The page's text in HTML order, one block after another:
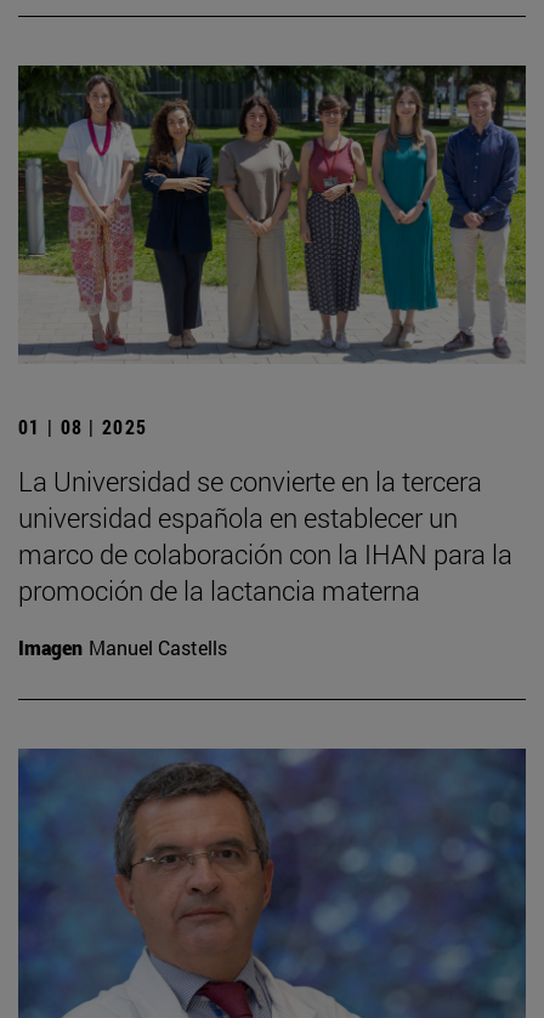
01 | 08 | 2025
La Universidad se convierte en la tercera
universidad española en establecer un
marco de colaboración con la IHAN para la
promoción de la lactancia materna
Imagen Manuel Castells